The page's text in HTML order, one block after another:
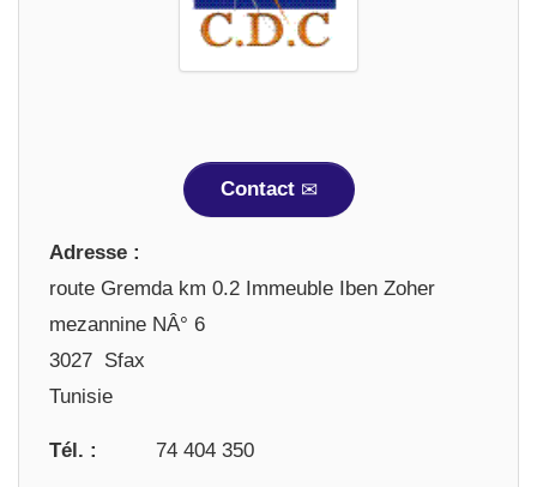
Contact
Adresse :
route Gremda km 0.2 Immeuble Iben Zoher
mezannine NÂ° 6
3027 Sfax
Tunisie
Tél. : 74 404 350